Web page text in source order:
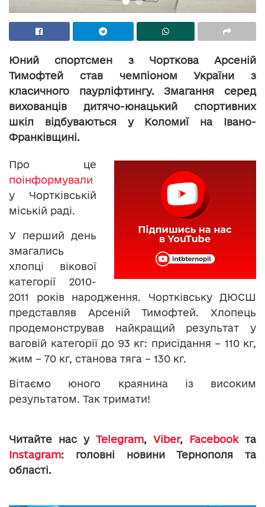
Юний спортсмен з Чорткова Арсеній
Тимофтей став чемпіоном України з
класичного паурліфтингу. Змагання серед
вихованців дитячо-юнацький спортивних
шкіл відбуваються у Коломиї на Івано-
Франківщині.
Про це
поінформували
у Чортківській
міській раді.
У перший день
змагались
хлопці вікової
категорії 2010-
2011 років народження. Чортківську ДЮСШ
представляв Арсеній Тимофтей. Хлопець
продемонстрував найкращий результат у
ваговій категорії до 93 кг: присідання – 110 кг,
жим – 70 кг, станова тяга – 130 кг.
Вітаємо юного краянина із високим
результатом. Так тримати!
Читайте нас у Telegram, Viber, Facebookта
Instagram: головні новини Тернополя та
області.